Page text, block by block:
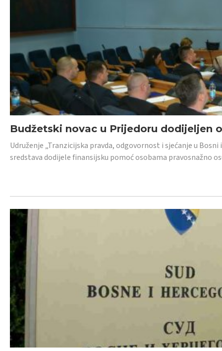
Budžetski novac u Prijedoru dodijeljen
Udruženje „Tranzicijska pravda, odgovornost i sjećanje u
sredstava dodijele finansijsku pomoć osobama pravosnažno